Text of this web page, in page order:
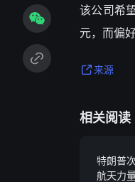
该公司希
元，而偏
来源
相关阅读
特朗普
航天力